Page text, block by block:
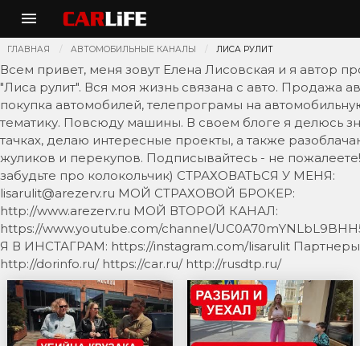
ГЛАВНАЯ АВТОМОБИЛЬНЫЕ КАНАЛЫ ЛИСА РУЛИТ
Всем привет, меня зовут Елена Лисовская и я автор
"Лиса рулит". Вся моя жизнь связана с авто. Продажа
покупка автомобилей, телепрограмы на
тематику. Повсюду машины. В своем блоге я делюсь
тачках, делаю интересные проекты, а также
жуликов и перекупов. Подписывайтесь - не
забудьте про колокольчик) СТРАХОВАТЬСЯ У МЕНЯ:
lisarulit@arezerv.ru МОЙ СТРАХОВОЙ БРОКЕР:
http://www.arezerv.ru МОЙ ВТОРОЙ КАНАЛ:
https://www.youtube.com/channel/
Я В ИНСТАГРАМ: https://instagram.com/lisarulit Партнеры
http://dorinfo.ru/ https://car.ru/ http://rusdtp.ru/